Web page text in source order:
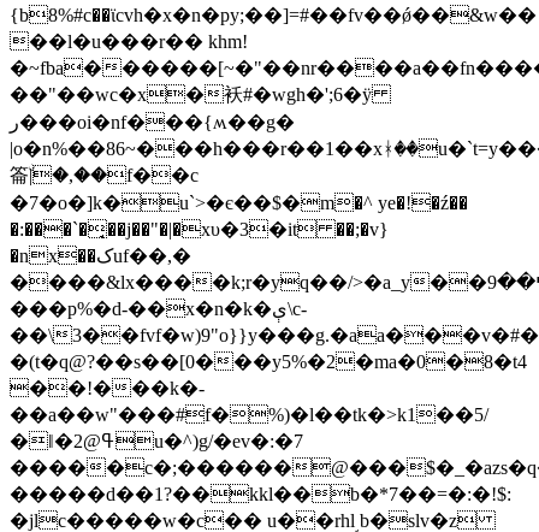
{b8%#c��ϊcvh�x�n�py;��]=#��fv��ǿ��&w��
��l�u���r�� khm!
�~fba�
��"��wc�x�袄#�wgh�';6�ÿ
ر���oi�nf���{ʍ��g�
䈁ۨ|�,��f��c
�7�o�]k�u`>�є��$�m�^ ye�!�ź��
�:���`�̘��j��"�|�xυ�3�it ��;�v}
�nx��کuf��,�
����&lx����k;r�yq��/>�a_y��ߤ��9�#?
���p%�d-��x�n�k�ې\c-
��\
�(t�q@?��s��[0���y5%�2�ma�0�8�t4
��!���k�-
��a��w"���#f�%)�l��tk�>k1��5/
�ǁ�ߟ@2u�^)g/�ev�:�7
�����c�;������
�����d��1?��kkl��b�*7��=�:�!$:
�jlc�����w�c�� u��rhܱӏ b�slv�z